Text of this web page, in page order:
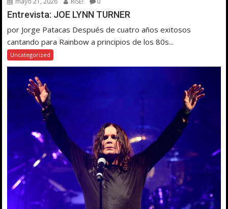
Entrevista: JOE LYNN TURNER
por Jorge Patacas Después de cuatro años exitosos
cantando para Rainbow a principios de los 80s...
Uncategorized